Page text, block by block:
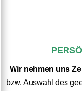
Wir nehmen uns
bzw. Auswahl des